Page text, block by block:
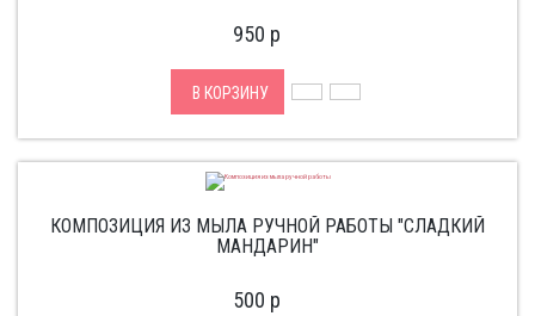
950 p
В КОРЗИНУ
КОМПОЗИЦИЯ ИЗ МЫЛА РУЧНОЙ РАБОТЫ "СЛАДКИЙ
МАНДАРИН"
500 p